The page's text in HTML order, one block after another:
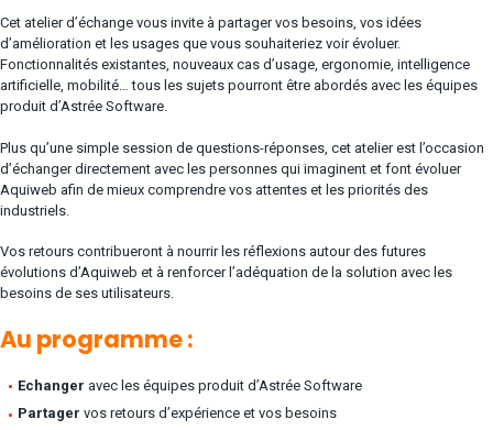
Cet atelier d’échange vous invite à partager vos besoins, vos idées
d’amélioration et les usages que vous souhaiteriez voir évoluer.
Fonctionnalités existantes, nouveaux cas d’usage, ergonomie, intelligence
artificielle, mobilité… tous les sujets pourront être abordés avec les équipes
produit d’Astrée Software.
Plus qu’une simple session de questions-réponses, cet atelier est l’occasion
d’échanger directement avec les personnes qui imaginent et font évoluer
Aquiweb afin de mieux comprendre vos attentes et les priorités des
industriels.
Vos retours contribueront à nourrir les réflexions autour des futures
évolutions d’Aquiweb et à renforcer l’adéquation de la solution avec les
besoins de ses utilisateurs.
Au programme :
Echanger avec les équipes produit d’Astrée Software
Partager vos retours d’expérience et vos besoins